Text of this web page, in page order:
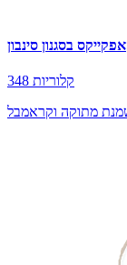
בסגנון סינבון
348 קלוריות
שמנת מתוקה וקראמבל